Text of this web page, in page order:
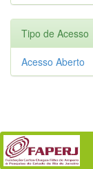
Tipo de Acesso
Acesso Aberto